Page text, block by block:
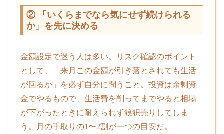
② 「いくらまでなら気にせず続けられる
か」を先に決める
金額設定で迷う人は多い。リスク確認のポイント
として、「来月この金額が引き落とされても生活
が回るか」を必ず自分に問うこと。投資は余剰資
金でやるもので、生活費を削ってまでやると相場
が下がったときに耐えられず狼狽売りしてしま
う。月の手取りの1〜2割が一つの目安だ。